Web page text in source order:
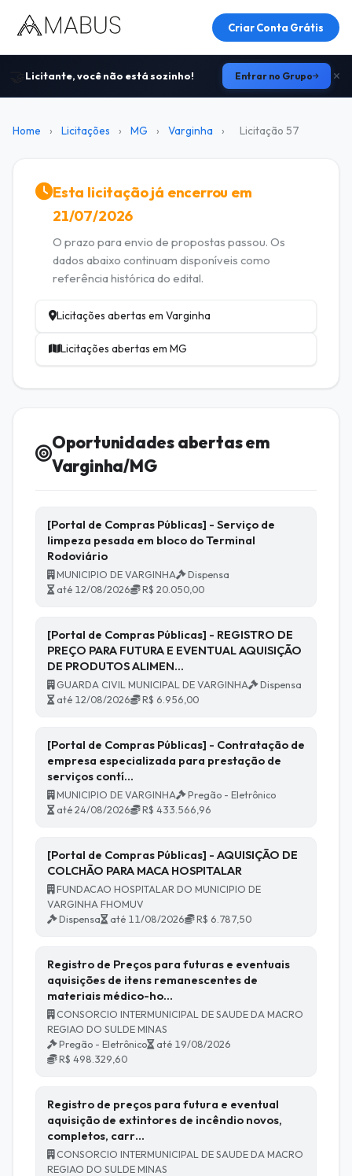
Criar Conta Grátis
Licitante, você não está sozinho! Entrar no Grupo
Home › Licitações › MG › Varginha › Licitação 57
Esta licitação já encerrou em
21/07/2026
O prazo para envio de propostas passou. Os
dados abaixo continuam disponíveis como
referência histórica do edital.
Licitações abertas em Varginha
Licitações abertas em MG
Oportunidades abertas em
Varginha/MG
[Portal de Compras Públicas] - Serviço de
limpeza pesada em bloco do Terminal
Rodoviário
MUNICIPIO DE VARGINHA
Dispensa
até 12/08/2026
R$ 20.050,00
[Portal de Compras Públicas] - REGISTRO DE
PREÇO PARA FUTURA E EVENTUAL AQUISIÇÃO
DE PRODUTOS ALIMEN…
GUARDA CIVIL MUNICIPAL DE VARGINHA
Dispensa
até 12/08/2026
R$ 6.956,00
[Portal de Compras Públicas] - Contratação de
empresa especializada para prestação de
serviços contí…
MUNICIPIO DE VARGINHA
Pregão - Eletrônico
até 24/08/2026
R$ 433.566,96
[Portal de Compras Públicas] - AQUISIÇÃO DE
COLCHÃO PARA MACA HOSPITALAR
FUNDACAO HOSPITALAR DO MUNICIPIO DE
VARGINHA FHOMUV
Dispensa
até 11/08/2026 R$ 6.787,50
Registro de Preços para futuras e eventuais
aquisições de itens remanescentes de
materiais médico-ho…
CONSORCIO INTERMUNICIPAL DE SAUDE DA MACRO
REGIAO DO SULDE MINAS
Pregão - Eletrônico
até 19/08/2026
R$ 498.329,60
Registro de preços para futura e eventual
aquisição de extintores de incêndio novos,
completos, carr…
CONSORCIO INTERMUNICIPAL DE SAUDE DA MACRO
REGIAO DO SULDE MINAS